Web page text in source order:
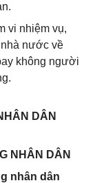
vi nhiệm vụ,
nước về
không người
DÂN
NHÂN DÂN
nhân dân